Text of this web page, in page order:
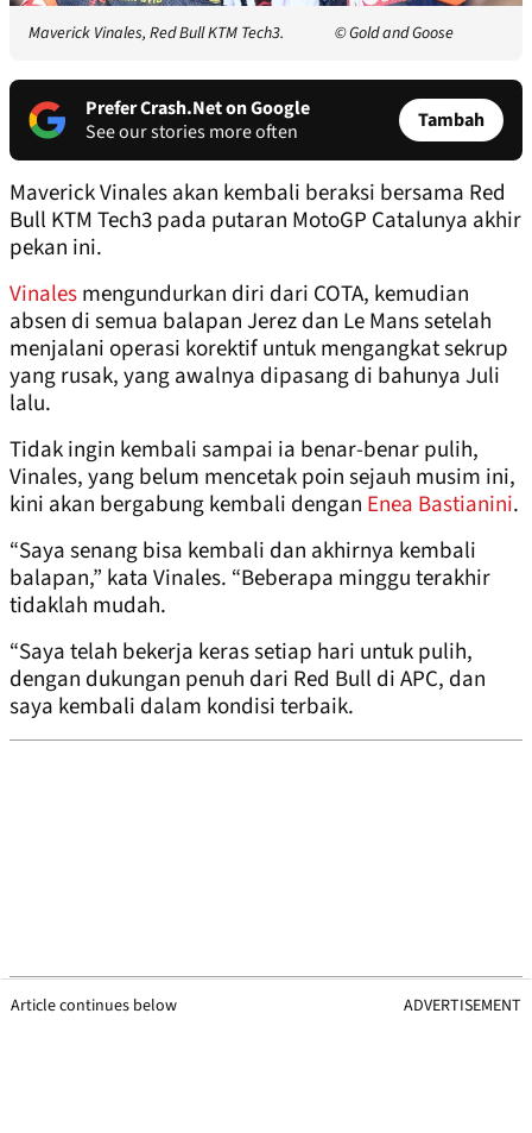
Maverick Vinales, Red Bull KTM Tech3. © Gold and Goose
Prefer Crash.Net on Google
See our stories more often
Tambah
Maverick Vinales akan kembali beraksi bersama Red
Bull KTM Tech3 pada putaran MotoGP Catalunya akhir
pekan ini.
Vinalesmengundurkan diri dari COTA, kemudian
absen di semua balapan Jerez dan Le Mans setelah
menjalani operasi korektif untuk mengangkat sekrup
yang rusak, yang awalnya dipasang di bahunya Juli
lalu.
Tidak ingin kembali sampai ia benar-benar pulih,
Vinales, yang belum mencetak poin sejauh musim ini,
kini akan bergabung kembali dengan Enea Bastianini.
“Saya senang bisa kembali dan akhirnya kembali
balapan,” kata Vinales. “Beberapa minggu terakhir
tidaklah mudah.
“Saya telah bekerja keras setiap hari untuk pulih,
dengan dukungan penuh dari Red Bull di APC, dan
saya kembali dalam kondisi terbaik.
Article continues below ADVERTISEMENT